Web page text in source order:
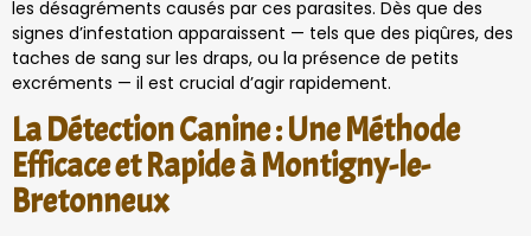
les désagréments causés par ces parasites. Dès que des
signes d’infestation apparaissent — tels que des piqûres, des
taches de sang sur les draps, ou la présence de petits
excréments — il est crucial d’agir rapidement.
La Détection Canine : Une Méthode
Efficace et Rapide à Montigny-le-
Bretonneux